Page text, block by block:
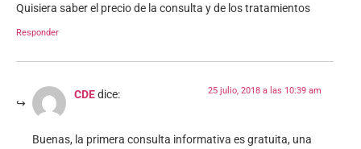
Quisiera saber el precio de la consulta y de los tratamientos
Responder
CDEdice: 25 julio, 2018 a las 10:39 am
Buenas, la primera consulta informativa es gratuita, una